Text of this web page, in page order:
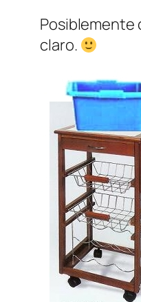
Posiblemente
claro.